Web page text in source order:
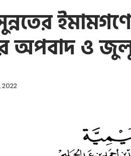
অপবাদ ও
2022